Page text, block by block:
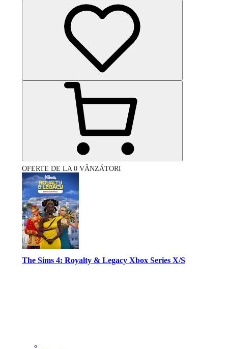
OFERTE DE LA 0 VÂNZĂTORI
The Sims 4: Royalty & Legacy Xbox Series X/S